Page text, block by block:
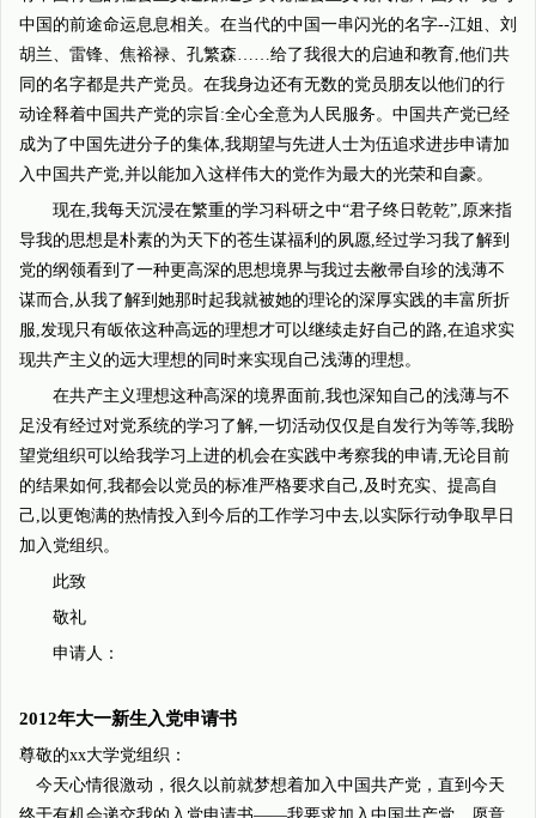
中国的前途命运息息相关。在当代的中国一串闪光的名字--江姐、刘
胡兰、雷锋、焦裕禄、孔繁森……给了我很大的启迪和教育,他们共
同的名字都是共产党员。在我身边还有无数的党员朋友以他们的行
动诠释着中国共产党的宗旨:全心全意为人民服务。中国共产党已经
成为了中国先进分子的集体,我期望与先进人士为伍追求进步申请加
入中国共产党,并以能加入这样伟大的党作为最大的光荣和自豪。
现在,我每天沉浸在繁重的学习科研之中“君子终日乾乾”,原来指
导我的思想是朴素的为天下的苍生谋福利的夙愿,经过学习我了解到
党的纲领看到了一种更高深的思想境界与我过去敝帚自珍的浅薄不
谋而合,从我了解到她那时起我就被她的理论的深厚实践的丰富所折
服,发现只有皈依这种高远的理想才可以继续走好自己的路,在追求实
现共产主义的远大理想的同时来实现自己浅薄的理想。
在共产主义理想这种高深的境界面前,我也深知自己的浅薄与不
足没有经过对党系统的学习了解,一切活动仅仅是自发行为等等,我盼
望党组织可以给我学习上进的机会在实践中考察我的申请,无论目前
的结果如何,我都会以党员的标准严格要求自己,及时充实、提高自
己,以更饱满的热情投入到今后的工作学习中去,以实际行动争取早日
加入党组织。
此致
敬礼
申请人：
2012年大一新生入党申请书
尊敬的xx大学党组织：
今天心情很激动，很久以前就梦想着加入中国共产党，直到今天